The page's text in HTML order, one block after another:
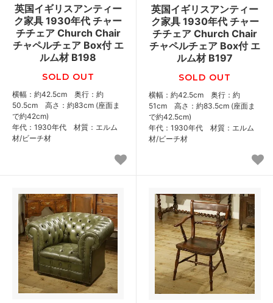
英国イギリスアンティー
ク家具 1930年代 チャー
チチェア Church Chair
チャペルチェア Box付 エ
ルム材 B198
SOLD OUT
横幅：約42.5cm 奥行：約
50.5cm 高さ：約83cm (座面ま
で約42cm)
年代：1930年代 材質：エルム
材/ビーチ材
英国イギリスアンティー
ク家具 1930年代 チャー
チチェア Church Chair
チャペルチェア Box付 エ
ルム材 B197
SOLD OUT
横幅：約42.5cm 奥行：約
51cm 高さ：約83.5cm (座面ま
で約42.5cm)
年代：1930年代 材質：エルム
材/ビーチ材